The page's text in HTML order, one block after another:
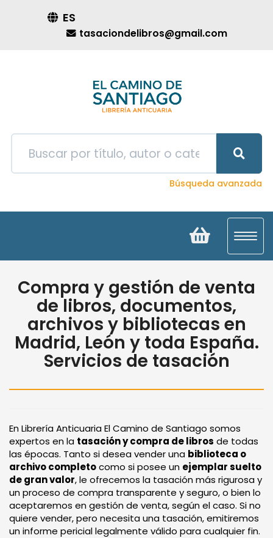
ES
tasaciondelibros@gmail.com
Búsqueda avanzada
Compra y gestión de venta
de libros, documentos,
archivos y bibliotecas en
Madrid, León y toda España.
Servicios de tasación
En Librería Anticuaria El Camino de Santiago somos
expertos en la tasación y compra de libros de todas
las épocas. Tanto si desea vender una biblioteca o
archivo completocomo si posee un ejemplar suelto
de gran valor, le ofrecemos la tasación más rigurosa y
un proceso de compra transparente y seguro, o bien lo
aceptaremos en gestión de venta, según el caso. Si no
quiere vender, pero necesita una tasación, emitiremos
un informe pericial legalmente válido para cualquier fin.